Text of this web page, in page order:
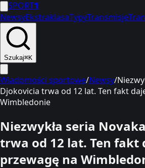
SPORT1
NewsyEkstraklasaTypyTransmisje
Szukaj⌘K
Wiadomości sportowe/Newsy/
Djokovicia trwa od 12 lat. Ten fakt
Wimbledonie
Niezwykła seria
trwa od 12 lat. Ten fakt
przewagę na